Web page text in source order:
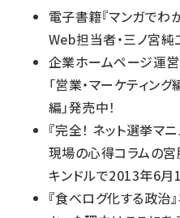
電子書籍『マンガでわ
Web担当者・三ノ宮純
企業ホームページ運
「営業・マーケティング
編」発売中！
『完全！ ネット選挙マ
現場の心得コラムの
キンドルで2013年6月
『食べログ化する政治